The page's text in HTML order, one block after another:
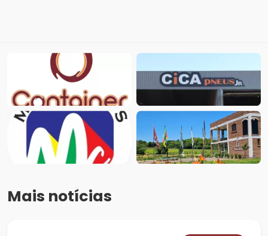
Mais notícias